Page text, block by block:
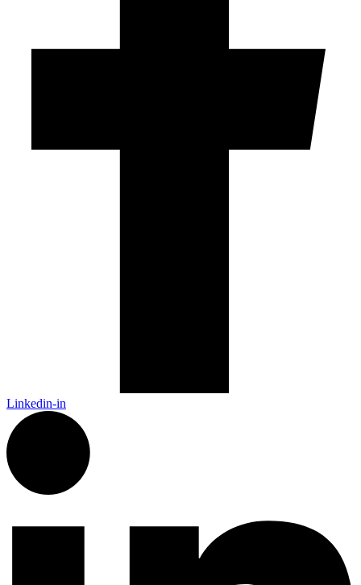
Linkedin-in